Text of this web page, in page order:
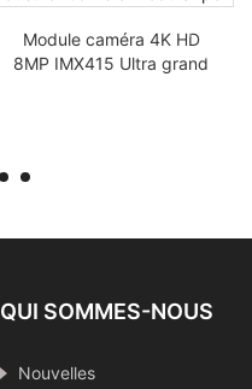
Module caméra 4K HD
8MP IMX415 Ultra grand
QUI SOMMES-NOUS
Nouvelles